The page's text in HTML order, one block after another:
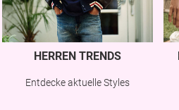
HERREN TRENDS
Entdecke aktuelle Styles